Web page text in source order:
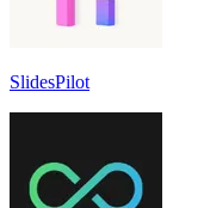
SlidesPilot